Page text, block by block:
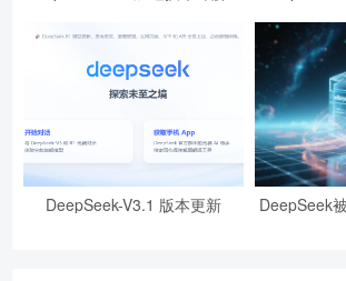
DeepSeek-V3.1 版本更新 DeepSeek
体模型，瞄